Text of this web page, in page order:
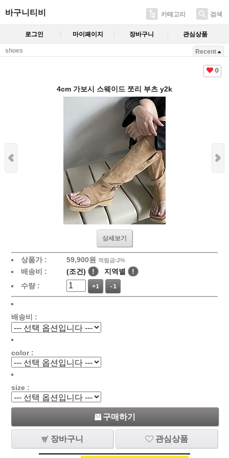
바구니티비 카테고리 검색
로그인 마이페이지 장바구니 관심상품
shoes Recent
0
4cm 가보시 스웨이드 쪼리 부츠 y2k
상세보기
상품가 : 59,900원 적립금:2%
배송비 : (조건) ! 지역별
!
수량 :
+1 -1
배송비 :
color :
size :
구매하기
장바구니 관심상품